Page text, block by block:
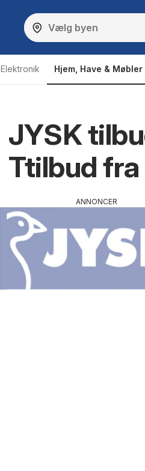
Elektronik Hjem, Have & Møbler
JYSK
Ttilbud
ANNONCER